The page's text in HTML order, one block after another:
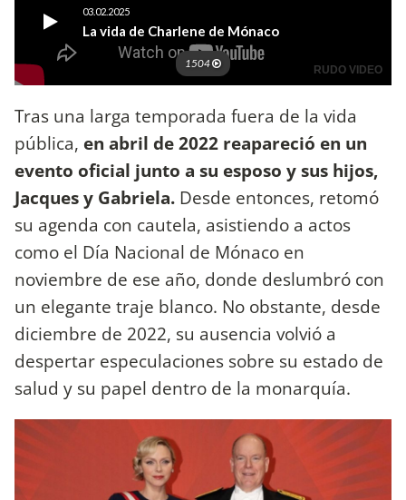
Tras una larga temporada fuera de la vida
pública, en abril de 2022 reapareció en un
evento oficial junto a su esposo y sus hijos,
Jacques y Gabriela. Desde entonces, retomó
su agenda con cautela, asistiendo a actos
como el Día Nacional de Mónaco en
noviembre de ese año, donde deslumbró con
un elegante traje blanco. No obstante, desde
diciembre de 2022, su ausencia volvió a
despertar especulaciones sobre su estado de
salud y su papel dentro de la monarquía.